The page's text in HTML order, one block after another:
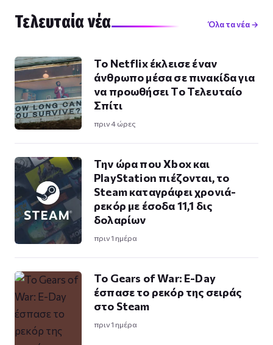
Τελευταία νέα Όλα τα νέα →
Το Netflix έκλεισε έναν
άνθρωπο μέσα σε πινακίδα για
να προωθήσει Το Τελευταίο
Σπίτι
πριν 4 ώρες
Την ώρα που Xbox και
PlayStation πιέζονται, το
Steam καταγράφει χρονιά-
ρεκόρ με έσοδα 11,1 δις
δολαρίων
πριν 1 ημέρα
Το Gears of War: E-Day
έσπασε το ρεκόρ της σειράς
στο Steam
πριν 1 ημέρα